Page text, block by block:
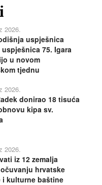
2026.
uspješnica
uspješnica 75. Igara
u novom
tjednu
2026.
donirao 18 tisuća
kipa sv.
2026.
iz 12 zemalja
hrvatske
i kulturne baštine